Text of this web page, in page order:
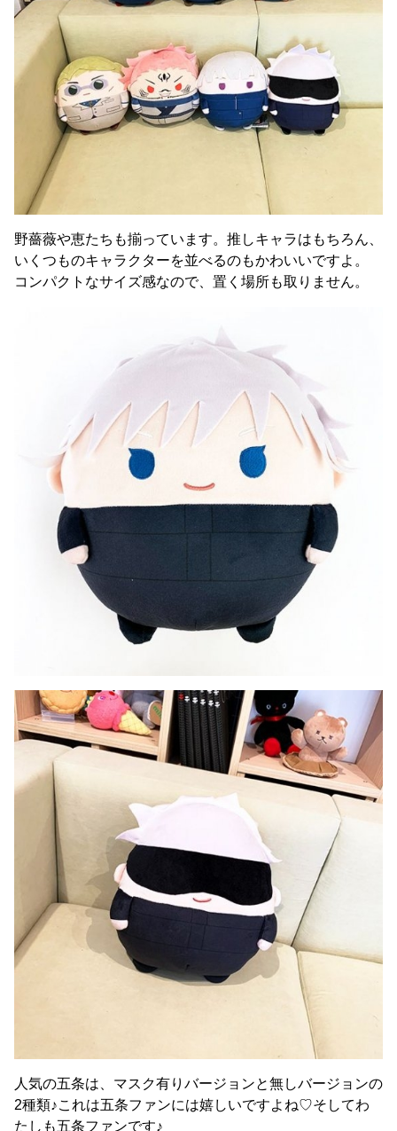
野薔薇や恵たちも揃っています。推しキャラはもちろん、
いくつものキャラクターを並べるのもかわいいですよ。
コンパクトなサイズ感なので、置く場所も取りません。
人気の五条は、マスク有りバージョンと無しバージョンの
2種類♪これは五条ファンには嬉しいですよね♡そしてわ
たしも五条ファンです♪